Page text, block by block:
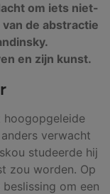
om iets niet-
de abstractie
en zijn kunst.
hoogopgeleide
verwacht
studeerde hij
zou worden. Op
om een